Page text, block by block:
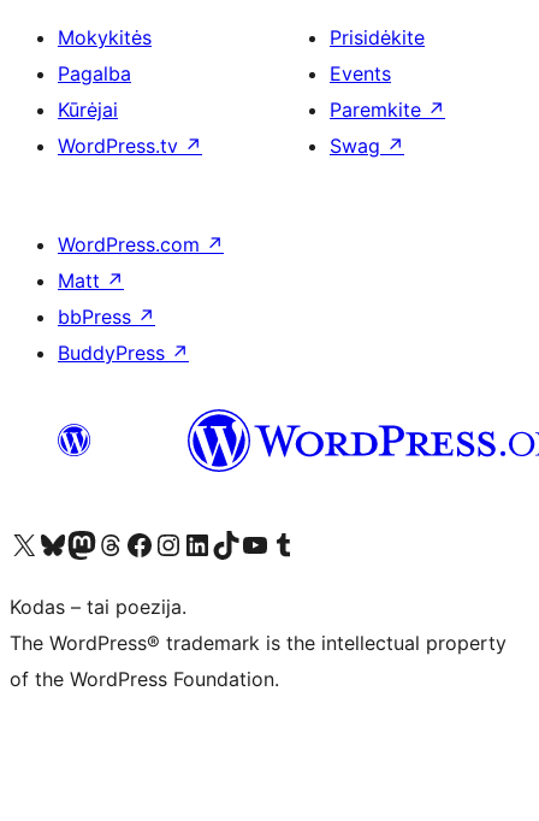
Mokykitės
Pagalba
Kūrėjai
WordPress.tv ↗
Prisidėkite
Events
Paremkite ↗
Swag ↗
WordPress.com ↗
Matt ↗
bbPress ↗
BuddyPress ↗
Visit our X (formerly Twitter) account
Apsilankykite mūsų Bluesky paskyroje
Visit our Mastodon account
Apsilankykite mūsų Threads paskyroje
Visit our Facebook page
Visit our Instagram account
Visit our LinkedIn account
Apsilankykite mūsų TikTok paskyroje
Visit our YouTube channel
Apsilankykite mūsų Tumblr paskyroje
Kodas – tai poezija.
The WordPress® trademark is the intellectual property
of the WordPress Foundation.